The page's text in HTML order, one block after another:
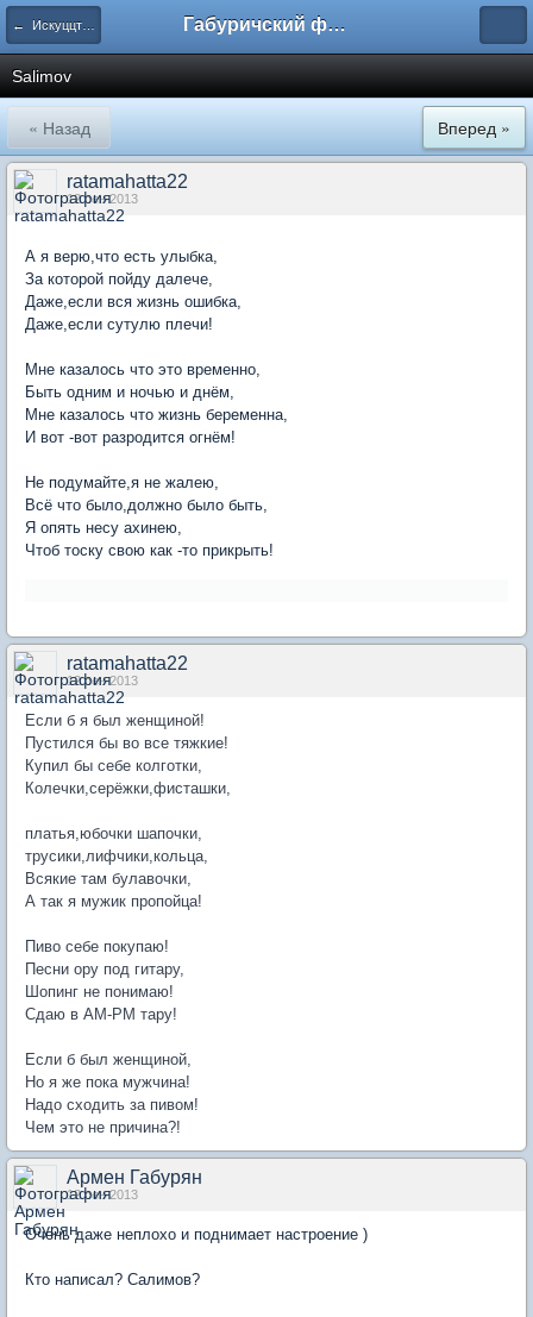
← Искуццтво Габуричский форум
Salimov
« Назад Вперед »
ratamahatta22
12 сен 2013
А я верю,что есть улыбка,
За которой пойду далече,
Даже,если вся жизнь ошибка,
Даже,если сутулю плечи!
Мне казалось что это временно,
Быть одним и ночью и днём,
Мне казалось что жизнь беременна,
И вот -вот разродится огнём!
Не подумайте,я не жалею,
Всё что было,должно было быть,
Я опять несу ахинею,
Чтоб тоску свою как -то прикрыть!
ratamahatta22
12 сен 2013
Если б я был женщиной!
Пустился бы во все тяжкие!
Купил бы себе колготки,
Колечки,серёжки,фисташки,
платья,юбочки шапочки,
трусики,лифчики,кольца,
Всякие там булавочки,
А так я мужик пропойца!
Пиво себе покупаю!
Песни ору под гитару,
Шопинг не понимаю!
Сдаю в AM-PM тару!
Если б был женщиной,
Но я же пока мужчина!
Надо сходить за пивом!
Чем это не причина?!
Армен Габурян
12 сен 2013
Очень даже неплохо и поднимает настроение )
Кто написал? Салимов?